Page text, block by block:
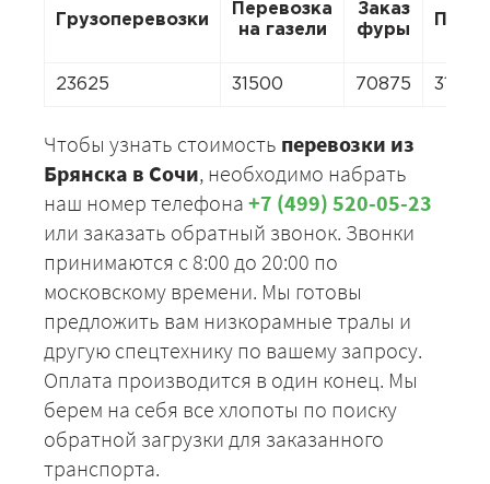
Грузоперевозки
Перевозка
на газели
Заказ
фуры
23625 31500 70875 31500
Чтобы узнать стоимость перевозки из
Брянска в Сочи, необходимо набрать
наш номер телефона +7 (499) 520-05-23
или заказать обратный звонок. Звонки
принимаются с 8:00 до 20:00 по
московскому времени. Мы готовы
предложить вам низкорамные тралы и
другую спецтехнику по вашему запросу.
Оплата производится в один конец. Мы
берем на себя все хлопоты по поиску
обратной загрузки для заказанного
транспорта.